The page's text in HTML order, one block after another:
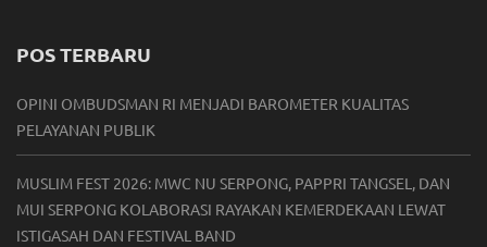
POS TERBARU
OPINI OMBUDSMAN RI MENJADI BAROMETER KUALITAS
PELAYANAN PUBLIK
MUSLIM FEST 2026: MWC NU SERPONG, PAPPRI TANGSEL, DAN
MUI SERPONG KOLABORASI RAYAKAN KEMERDEKAAN LEWAT
ISTIGASAH DAN FESTIVAL BAND